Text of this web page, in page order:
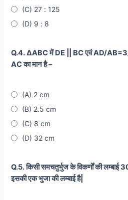
(C) 27 : 125
(D) 9 : 8
Q.4. ∆ABC में DE || BC एवं AD/
AC का मान है –
(A) 2 cm
(B) 2.5 cm
(C) 8 cm
(D) 32 cm
Q.5. किसी समचतुर्भुज के विकर्णों की लम्बाई
इसकी एक भुजा की लम्बाई है|